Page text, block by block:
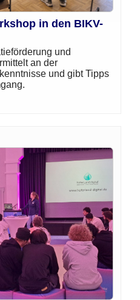
in den BIKV-
und
an der
und gibt Tipps